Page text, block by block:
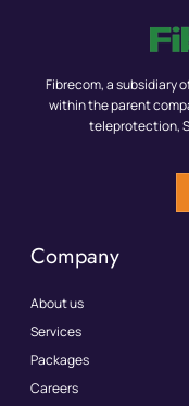
Fibrecom, a subsidiary
within the parent
teleprotection,
Company
About us
Services
Packages
Careers